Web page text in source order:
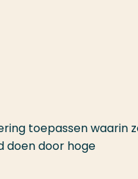
toepassen waarin
doen door hoge